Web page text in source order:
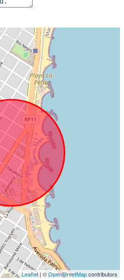
Leaflet| ©OpenStreetMapcontributors